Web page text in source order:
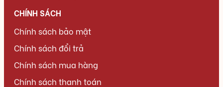
CHÍNH SÁCH
Chính sách bảo mật
Chính sách đổi trả
Chính sách mua hàng
Chính sách thanh toán